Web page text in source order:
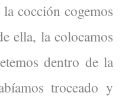
cocción cogemos
ella, la colocamos
dentro de la
troceado y